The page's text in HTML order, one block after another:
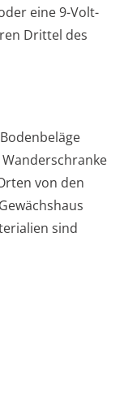
eine 9-Volt-
Drittel des
von den
sind